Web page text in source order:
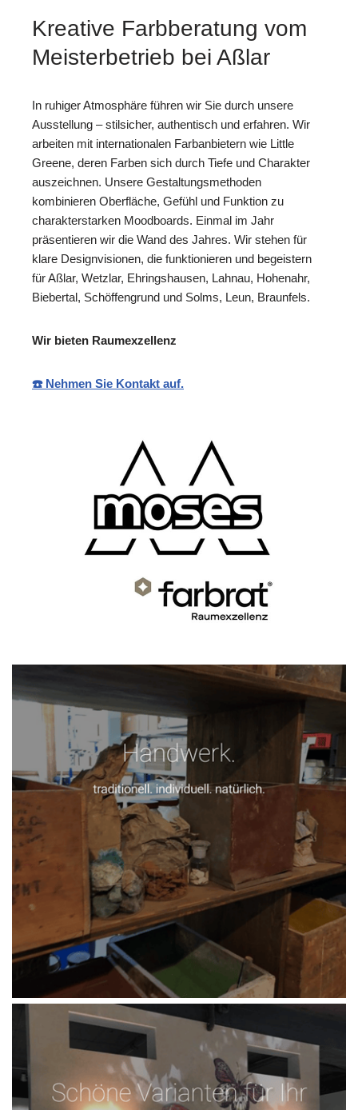
Kreative Farbberatung vom
Meisterbetrieb bei Aßlar
In ruhiger Atmosphäre führen wir Sie durch unsere
Ausstellung – stilsicher, authentisch und erfahren. Wir
arbeiten mit internationalen Farbanbietern wie Little
Greene, deren Farben sich durch Tiefe und Charakter
auszeichnen. Unsere Gestaltungsmethoden
kombinieren Oberfläche, Gefühl und Funktion zu
charakterstarken Moodboards. Einmal im Jahr
präsentieren wir die Wand des Jahres. Wir stehen für
klare Designvisionen, die funktionieren und begeistern
für Aßlar, Wetzlar, Ehringshausen, Lahnau, Hohenahr,
Biebertal, Schöffengrund und Solms, Leun, Braunfels.
Wir bieten Raumexzellenz
☎️ Nehmen Sie Kontakt auf.